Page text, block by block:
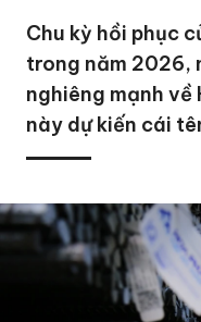
Chu kỳ hồi phục
trong năm 2026,
nghiêng mạnh về
này dự kiến cái